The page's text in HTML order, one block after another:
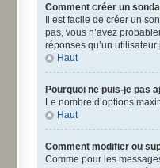
Comment créer un
Il est facile de créer un
pas, vous n’avez
réponses qu’un
Haut
Pourquoi ne puis-je pas
Le nombre d’options
Haut
Comment modifier ou
Comme pour les